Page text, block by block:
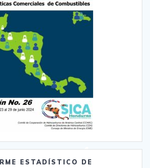
ESTADÍSTICO DE